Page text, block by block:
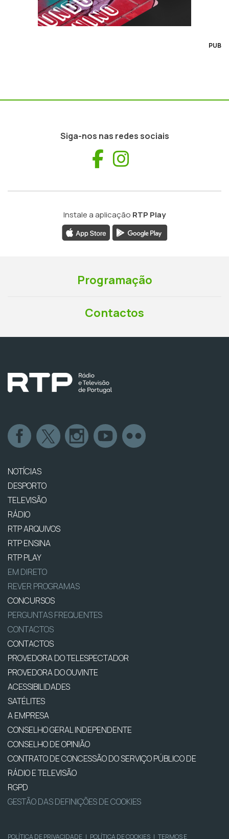
PUB
Siga-nos nas redes sociais
Facebook
Instale a aplicação RTP Play
Programação
Contactos
NOTÍCIAS
DESPORTO
TELEVISÃO
RÁDIO
RTP ARQUIVOS
RTP ENSINA
RTP PLAY
EM DIRETO
REVER PROGRAMAS
CONCURSOS
PERGUNTAS FREQUENTES
CONTACTOS
CONTACTOS
PROVEDORA DO TELESPECTADOR
PROVEDORA DO OUVINTE
ACESSIBILIDADES
SATÉLITES
A EMPRESA
CONSELHO GERAL INDEPENDENTE
CONSELHO DE OPINIÃO
CONTRATO DE CONCESSÃO DO SERVIÇO PÚBLICO DE
RÁDIO E TELEVISÃO
RGPD
GESTÃO DAS DEFINIÇÕES DE COOKIES
POLÍTICA DE PRIVACIDADE | POLÍTICA DE COOKIES | TERMOS E